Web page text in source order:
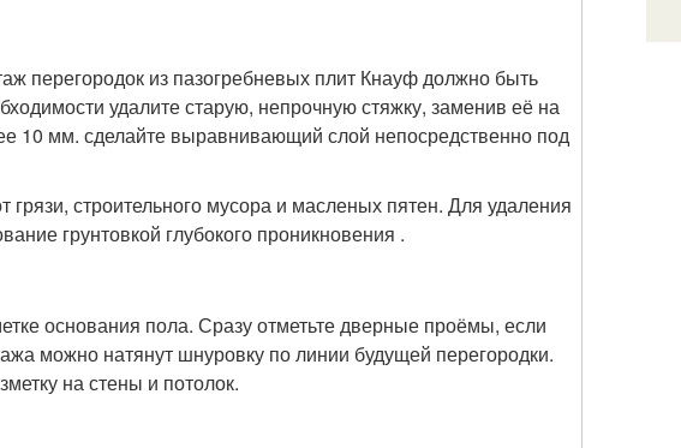
перегородок из пазогребневых плит Кнауф должно быть
удалите старую, непрочную стяжку, заменив её на
10 мм. сделайте выравнивающий слой непосредственно под
строительного мусора и масленых пятен. Для удаления
грунтовкой глубокого проникновения .
основания пола. Сразу отметьте дверные проёмы, если
можно натянут шнуровку по линии будущей перегородки.
на стены и потолок.